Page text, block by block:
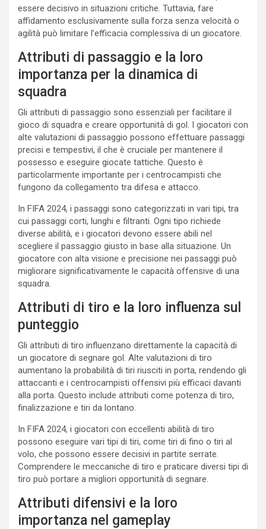
essere decisivo in situazioni critiche. Tuttavia, fare
affidamento esclusivamente sulla forza senza velocità o
agilità può limitare l’efficacia complessiva di un giocatore.
Attributi di passaggio e la loro
importanza per la dinamica di
squadra
Gli attributi di passaggio sono essenziali per facilitare il
gioco di squadra e creare opportunità di gol. I giocatori con
alte valutazioni di passaggio possono effettuare passaggi
precisi e tempestivi, il che è cruciale per mantenere il
possesso e eseguire giocate tattiche. Questo è
particolarmente importante per i centrocampisti che
fungono da collegamento tra difesa e attacco.
In FIFA 2024, i passaggi sono categorizzati in vari tipi, tra
cui passaggi corti, lunghi e filtranti. Ogni tipo richiede
diverse abilità, e i giocatori devono essere abili nel
scegliere il passaggio giusto in base alla situazione. Un
giocatore con alta visione e precisione nei passaggi può
migliorare significativamente le capacità offensive di una
squadra.
Attributi di tiro e la loro influenza sul
punteggio
Gli attributi di tiro influenzano direttamente la capacità di
un giocatore di segnare gol. Alte valutazioni di tiro
aumentano la probabilità di tiri riusciti in porta, rendendo gli
attaccanti e i centrocampisti offensivi più efficaci davanti
alla porta. Questo include attributi come potenza di tiro,
finalizzazione e tiri da lontano.
In FIFA 2024, i giocatori con eccellenti abilità di tiro
possono eseguire vari tipi di tiri, come tiri di fino o tiri al
volo, che possono essere decisivi in partite serrate.
Comprendere le meccaniche di tiro e praticare diversi tipi di
tiro può portare a migliori opportunità di segnare.
Attributi difensivi e la loro
importanza nel gameplay